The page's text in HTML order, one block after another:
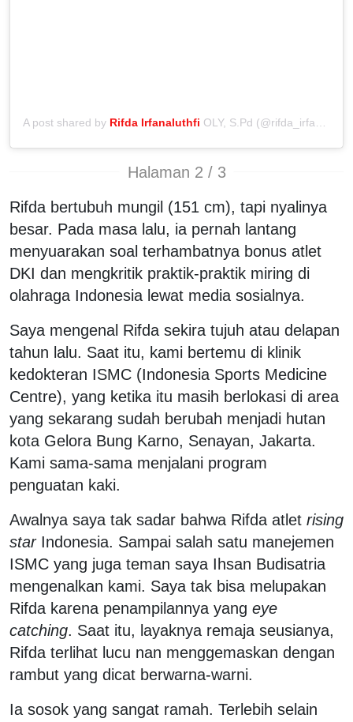
A post shared by Rifda Irfanaluthfi OLY, S.Pd (@rifda_irfanaluthfi)
Halaman 2 / 3
Rifda bertubuh mungil (151 cm), tapi nyalinya
besar. Pada masa lalu, ia pernah lantang
menyuarakan soal terhambatnya bonus atlet
DKI dan mengkritik praktik-praktik miring di
olahraga Indonesia lewat media sosialnya.
Saya mengenal Rifda sekira tujuh atau delapan
tahun lalu. Saat itu, kami bertemu di klinik
kedokteran ISMC (Indonesia Sports Medicine
Centre), yang ketika itu masih berlokasi di area
yang sekarang sudah berubah menjadi hutan
kota Gelora Bung Karno, Senayan, Jakarta.
Kami sama-sama menjalani program
penguatan kaki.
Awalnya saya tak sadar bahwa Rifda atlet rising
starIndonesia. Sampai salah satu manejemen
ISMC yang juga teman saya Ihsan Budisatria
mengenalkan kami. Saya tak bisa melupakan
Rifda karena penampilannya yang eye
catching. Saat itu, layaknya remaja seusianya,
Rifda terlihat lucu nan menggemaskan dengan
rambut yang dicat berwarna-warni.
Ia sosok yang sangat ramah. Terlebih selain